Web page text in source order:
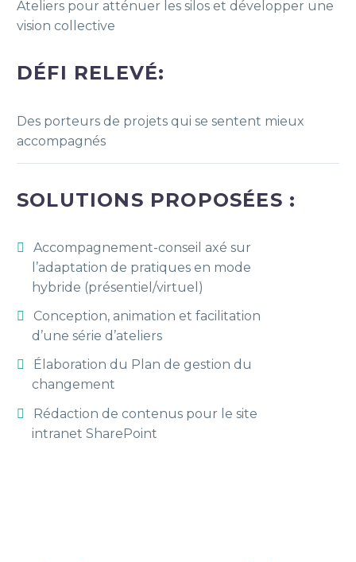
Ateliers pour atténuer les silos et développer une
vision collective
DÉFI RELEVÉ:
Des porteurs de projets qui se sentent mieux
accompagnés
SOLUTIONS PROPOSÉES :
Accompagnement-conseil axé sur
l’adaptation de pratiques en mode
hybride (présentiel/virtuel)
Conception, animation et facilitation
d’une série d’ateliers
Élaboration du Plan de gestion du
changement
Rédaction de contenus pour le site
intranet SharePoint